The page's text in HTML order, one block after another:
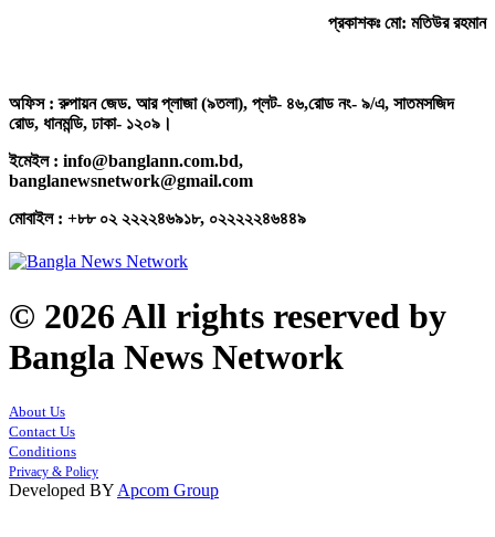
প্রকাশকঃ মো: মতিউর রহমান
অফিস : রুপায়ন জেড. আর প্লাজা (৯তলা), প্লট- ৪৬,রোড নং- ৯/এ, সাতমসজিদ
রোড, ধানমন্ডি, ঢাকা- ১২০৯।
ইমেইল : info@banglann.com.bd,
banglanewsnetwork@gmail.com
মোবাইল : +৮৮ ০২ ২২২২৪৬৯১৮, ০২২২২২৪৬৪৪৯
© 2026 All rights reserved by
Bangla News Network
About Us
Contact Us
Conditions
Privacy & Policy
Developed BY Apcom Group